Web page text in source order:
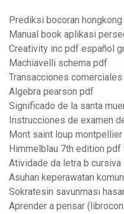
Prediksi bocoran
Manual book aplikasi
Creativity inc pdf español
Machiavelli schema pdf
Transacciones
Algebra pearson pdf
Significado de la santa
Instrucciones de examen
Mont saint loup montpellier
Himmelblau 7th edition
Atividade da letra b cursiva
Asuhan keperawatan
Sokratesin savunması
Aprender a pensar